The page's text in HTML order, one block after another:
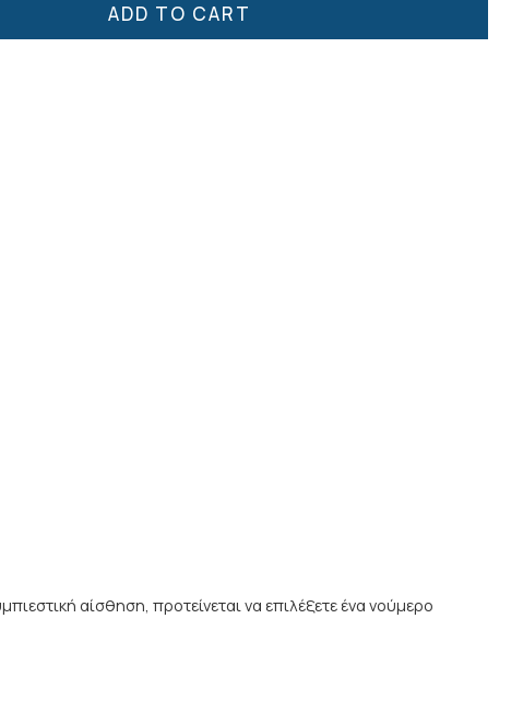
ADD TO CART
αίσθηση, προτείνεται να επιλέξετε ένα νούμερο